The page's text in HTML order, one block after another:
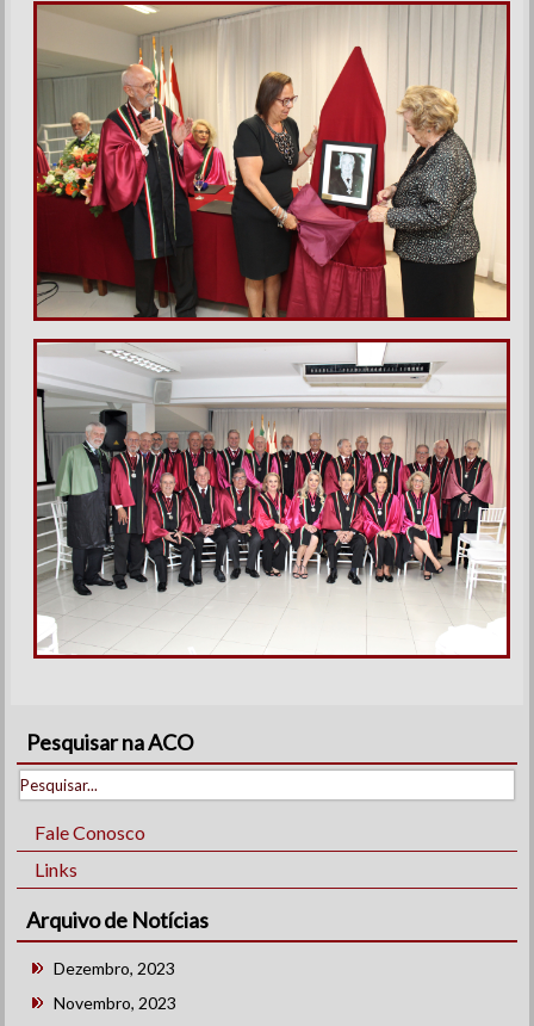
Pesquisar na ACO
Fale Conosco
Links
Arquivo de Notícias
Dezembro, 2023
Novembro, 2023